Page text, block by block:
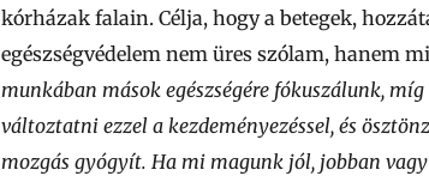
kórházak falain. Célja, hogy a betegek,
egészségvédelem nem üres szólam, hanem
munkában mások egészségére fókuszálunk,
változtatni ezzel a kezdeményezéssel, és
mozgás gyógyít. Ha mi magunk jól, jobban